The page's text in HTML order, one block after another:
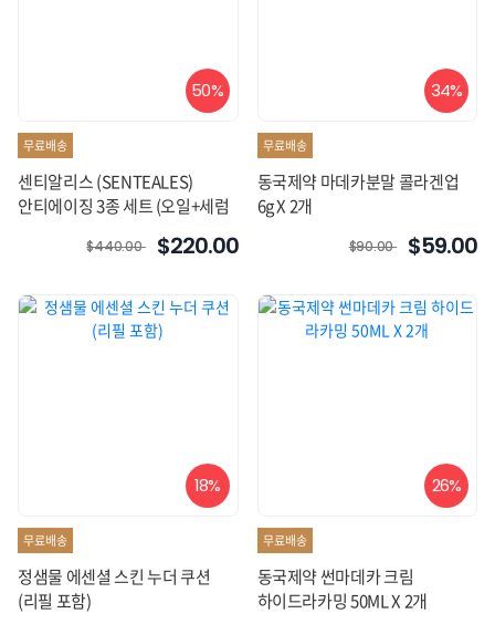
50%
무료배송
센티알리스 (SENTEALES)
안티에이징 3종 세트 (오일+세럼
$440.00 $220.00
34%
무료배송
동국제약 마데카분말 콜라겐업
6g X 2개
$90.00 $59.00
18%
무료배송
정샘물 에센셜 스킨 누더 쿠션
(리필 포함)
26%
무료배송
동국제약 썬마데카 크림
하이드라카밍 50ML X 2개